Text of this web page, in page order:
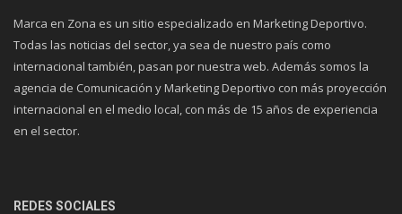
Marca en Zona es un sitio especializado en Marketing Deportivo.
Todas las noticias del sector, ya sea de nuestro país como
internacional también, pasan por nuestra web. Además somos la
agencia de Comunicación y Marketing Deportivo con más proyección
internacional en el medio local, con más de 15 años de experiencia
en el sector.
REDES SOCIALES